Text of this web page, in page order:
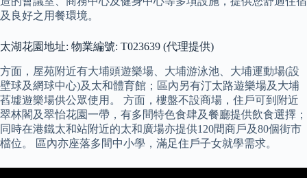
及良好之用餐環境。
太湖花園地址: 物業編號: T023639 (代理提供)
方面，屋苑附近有大埔頭遊樂場、大埔游泳池、大埔運動場(設
壁球及網球中心)及太和體育館；區內另有汀太路遊樂場及大埔
萏墟遊樂場供公眾使用。 方面，樓盤不設商場，住戶可到附近
翠林閣及翠怡花園一帶，有多間特色食肆及餐廳提供飲食選擇；
同時在港鐵太和站附近的太和廣場亦提供120間商戶及80個街市
檔位。 區內亦座落多間中小學，滿足住戶子女就學需求。